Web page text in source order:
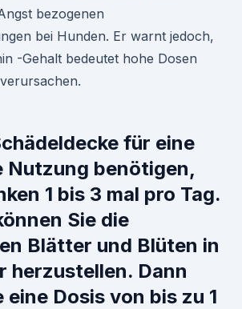
bezogenen
bei Hunden. Er warnt jedoch,
-Gehalt bedeutet hohe Dosen
für eine
Nutzung benötigen,
1 bis 3 mal pro Tag.
Sie die
Blätter und Blüten in
herzustellen. Dann
eine Dosis von bis zu 1